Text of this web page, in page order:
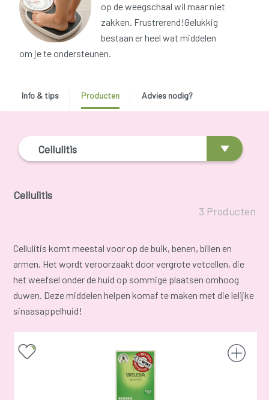
op de weegschaal wil maar niet
zakken. Frustrerend!Gelukkig
bestaan er heel wat middelen
om je te ondersteunen.
Info & tips Producten Advies nodig?
Cellulitis
Cellulitis
3 Producten
Cellulitis komt meestal voor op de buik, benen, billen en
armen. Het wordt veroorzaakt door vergrote vetcellen, die
het weefsel onder de huid op sommige plaatsen omhoog
duwen. Deze middelen helpen komaf te maken met die lelijke
sinaasappelhuid!